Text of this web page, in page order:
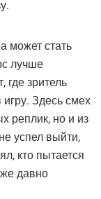
может стать
лучше
где зритель
Здесь смех
реплик, но и из
успел выйти,
кто пытается
давно